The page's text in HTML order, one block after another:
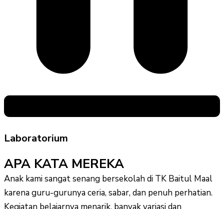
Laboratorium
APA KATA MEREKA
Anak kami sangat senang bersekolah di TK Baitul Maal
karena guru-gurunya ceria, sabar, dan penuh perhatian.
Kegiatan belajarnya menarik, banyak variasi dan